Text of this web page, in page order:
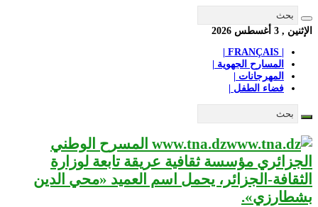
الإثنين , 3 أغسطس 2026
المسارح الجهوية |
المهرجانات |
فضاء الطفل |
www.tna.dz المسرح الوطني
الجزائري مؤسسة ثقافية عريقة تابعة لوزارة
الثقافة-الجزائر، يحمل اسم العميد «محي الدين
بشطارزي».